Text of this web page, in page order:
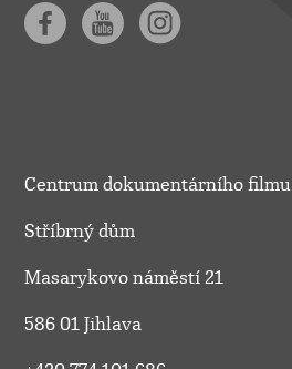
Centrum dokumentárního filmu
Stříbrný dům
Masarykovo náměstí 21
586 01 Jihlava